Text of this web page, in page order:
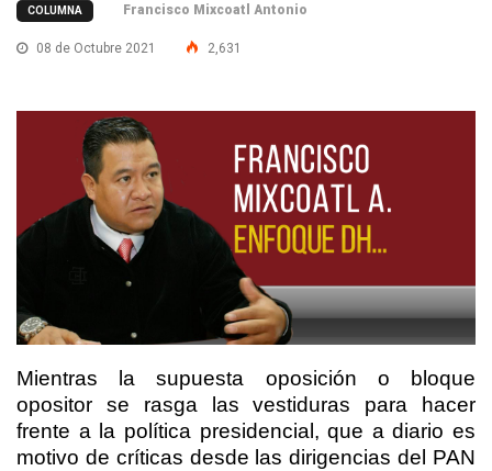
COLUMNA Francisco Mixcoatl Antonio
08 de Octubre 2021 2,631
Mientras la supuesta oposición o bloque
opositor se rasga las vestiduras para hacer
frente a la política presidencial, que a diario es
motivo de críticas desde las dirigencias del PAN